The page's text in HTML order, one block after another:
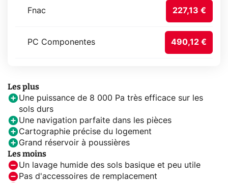
Fnac 227,13 €
PC Componentes 490,12 €
Les plus
Une puissance de 8 000 Pa très efficace sur les
sols durs
Une navigation parfaite dans les pièces
Cartographie précise du logement
Grand réservoir à poussières
Les moins
Un lavage humide des sols basique et peu utile
Pas d'accessoires de remplacement